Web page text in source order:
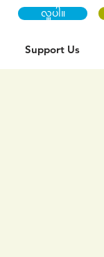
လှူပါ။
Support Us